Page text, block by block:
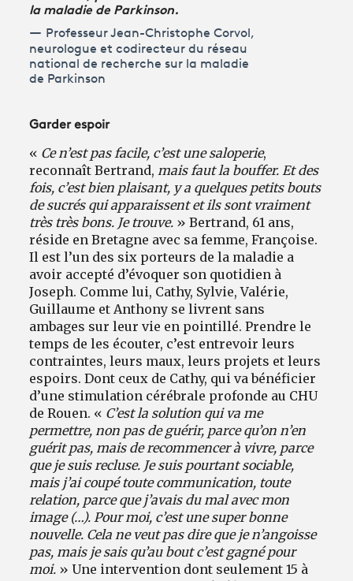
la maladie de Parkinson.
Professeur Jean-Christophe Corvol,
neurologue et codirecteur du réseau
national de recherche sur la maladie
de Parkinson
Garder espoir
« Ce n’est pas facile, c’est une saloperie,
reconnaît Bertrand, mais faut la bouffer. Et des
fois, c’est bien plaisant, y a quelques petits bouts
de sucrés qui apparaissent et ils sont vraiment
très très bons. Je trouve. » Bertrand, 61 ans,
réside en Bretagne avec sa femme, Françoise.
Il est l’un des six porteurs de la maladie a
avoir accepté d’évoquer son quotidien à
Joseph. Comme lui, Cathy, Sylvie, Valérie,
Guillaume et Anthony se livrent sans
ambages sur leur vie en pointillé. Prendre le
temps de les écouter, c’est entrevoir leurs
contraintes, leurs maux, leurs projets et leurs
espoirs. Dont ceux de Cathy, qui va bénéficier
d’une stimulation cérébrale profonde au CHU
de Rouen. « C’est la solution qui va me
permettre, non pas de guérir, parce qu’on n’en
guérit pas, mais de recommencer à vivre, parce
que je suis recluse. Je suis pourtant sociable,
mais j’ai coupé toute communication, toute
relation, parce que j’avais du mal avec mon
image (…). Pour moi, c’est une super bonne
nouvelle. Cela ne veut pas dire que je n’angoisse
pas, mais je sais qu’au bout c’est gagné pour
moi. » Une intervention dont seulement 15 à